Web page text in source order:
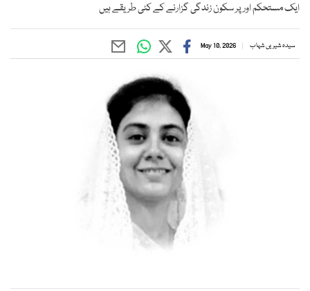
ایک مستحکم اور پر سکون زندگی گزارنے کے کئی طریقے ہیں
سیدہ شیریں شہاب May 10, 2026